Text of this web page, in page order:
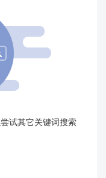
试其它关键词搜索